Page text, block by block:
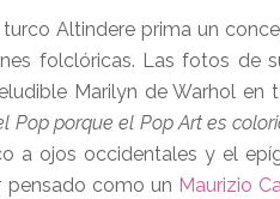
Altindere prima un
folclóricas. Las fotos de
Marilyn de Warhol en
Pop porque el Pop Art es
a ojos occidentales y el
pensado como un Maurizio